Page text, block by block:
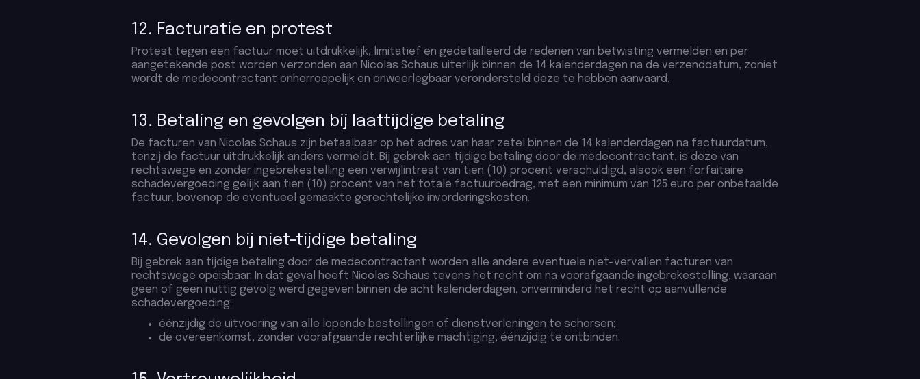
12. Facturatie en protest
Protest tegen een factuur moet uitdrukkelijk, limitatief en gedetailleerd de redenen van betwisting vermelden en per
aangetekende post worden verzonden aan Nicolas Schaus uiterlijk binnen de 14 kalenderdagen na de verzenddatum, zoniet
wordt de medecontractant onherroepelijk en onweerlegbaar verondersteld deze te hebben aanvaard.
13. Betaling en gevolgen bij laattijdige betaling
De facturen van Nicolas Schaus zijn betaalbaar op het adres van haar zetel binnen de 14 kalenderdagen na factuurdatum,
tenzij de factuur uitdrukkelijk anders vermeldt. Bij gebrek aan tijdige betaling door de medecontractant, is deze van
rechtswege en zonder ingebrekestelling een verwijlintrest van tien (10) procent verschuldigd, alsook een forfaitaire
schadevergoeding gelijk aan tien (10) procent van het totale factuurbedrag, met een minimum van 125 euro per onbetaalde
factuur, bovenop de eventueel gemaakte gerechtelijke invorderingskosten.
14. Gevolgen bij niet-tijdige betaling
Bij gebrek aan tijdige betaling door de medecontractant worden alle andere eventuele niet-vervallen facturen van
rechtswege opeisbaar. In dat geval heeft Nicolas Schaus tevens het recht om na voorafgaande ingebrekestelling, waaraan
geen of geen nuttig gevolg werd gegeven binnen de acht kalenderdagen, onverminderd het recht op aanvullende
schadevergoeding:
éénzijdig de uitvoering van alle lopende bestellingen of dienstverleningen te schorsen;
de overeenkomst, zonder voorafgaande rechterlijke machtiging, éénzijdig te ontbinden.